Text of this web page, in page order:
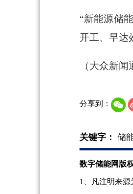
“新能源储
开工、早达
（大众新闻
分享到：
关键字： 储
数字储能网版
1、凡注明来